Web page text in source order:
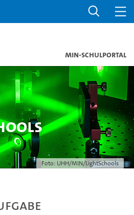
MIN-Schulportal
Foto: UHH/MIN/LightSchools